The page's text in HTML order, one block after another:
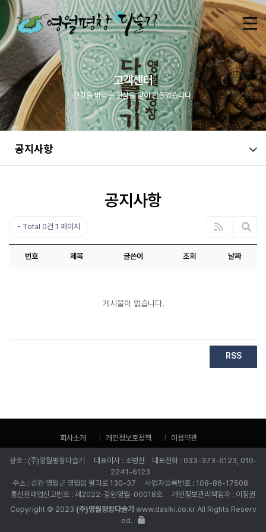
고객센터
건강을 바라는 진심을 담아 만들었습니다.
공지사항
공지사항
Total 0건 1 페이지
번호 제목 글쓴이 조회 날짜
게시물이 없습니다.
RSS
회사소개 개인정보호정책 이용약관
상호 : (주)영월평창다슬기 대표이사 : 조병찬 대표전화 : 033-373-6123, 010-
2241-6123
주소 : 강원 영월군 영월읍 팔괴로 130-37 사업자등록번호 : 108-86-17508
통신판매업신고번호 : 제2022-강원영월-00018호 개인정보관리책임자 : 이정권
Copyright © 2023 (주)영월평창다슬기 www.daslki.co.kr All Rights Reserv
ed.